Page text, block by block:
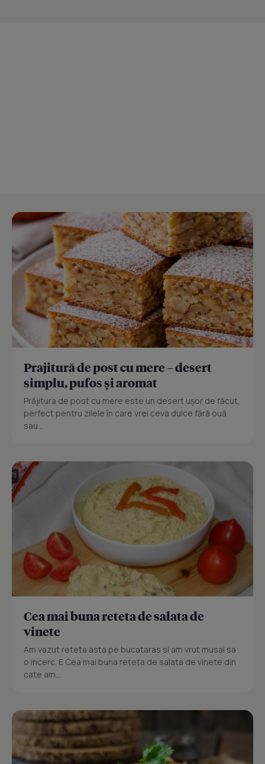
Prajitură de post cu mere – desert
simplu, pufos și aromat
Prăjitura de post cu mere este un desert ușor de făcut,
perfect pentru zilele în care vrei ceva dulce fără ouă
sau...
Cea mai buna reteta de salata de
vinete
Am vazut reteta asta pe bucataras si am vrut musai sa
o incerc. E Cea mai buna reteta de salata de vinete din
cate am...